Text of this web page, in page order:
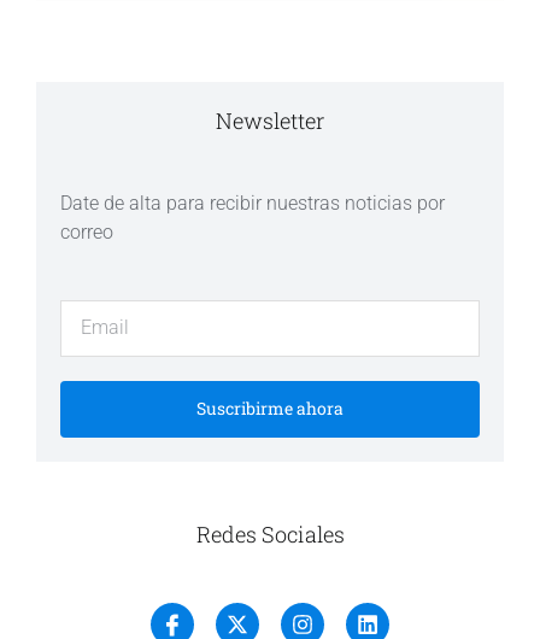
Newsletter
Date de alta para recibir nuestras noticias por
correo
Suscribirme ahora
Redes Sociales